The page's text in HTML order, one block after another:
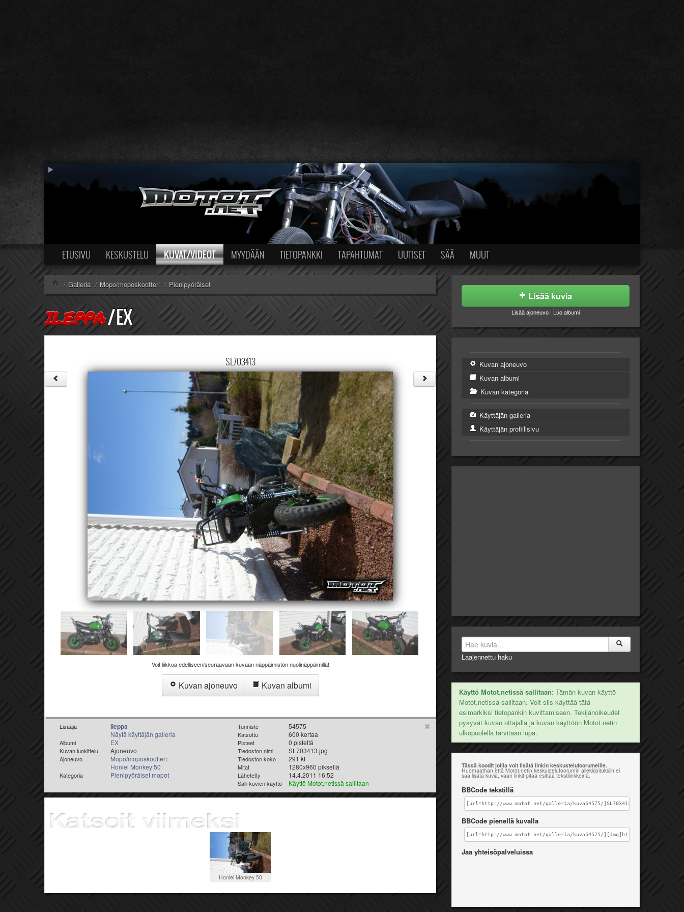
ETUSIVU KESKUSTELU KUVAT/VIDEOT MYYDÄÄN TIETOPANKKI TAPAHTUMAT UUTISET SÄÄ MUUT
/ Galleria / Mopo/moposkootteri / Pienipyöräiset
ILEPPA/EX
SL703413
Voit liikkua edelliseen/seuraavaan kuvaan näppäimistön nuolinäppäimillä!
Kuvan ajoneuvo Kuvan albumi
Lisääjä ileppa
Näytä käyttäjän galleria
Albumi EX
Kuvan luokittelu Ajoneuvo
Ajoneuvo
Mopo/moposkootteri:
Honlei Monkey 50
Kategoria Pienipyöräiset mopot
Tunniste 54575
Katsottu 600 kertaa
Pisteet 0 pistettä
Tiedoston nimi SL703413.jpg
Tiedoston koko 291 kt
Mitat 1280x960 pikseliä
Lähetetty 14.4.2011 16:52
Salli kuvien käyttö Käyttö Motot.netissä sallitaan
Honlei Monkey 50
Lisää kuvia
Lisää ajoneuvo | Luo albumi
Kuvan ajoneuvo
Kuvan albumi
Kuvan kategoria
Käyttäjän galleria
Käyttäjän profiilisivu
Laajennettu haku
Käyttö Motot.netissä sallitaan: Tämän kuvan käyttö
Motot.netissä sallitaan. Voit siis käyttää tätä
esimerkiksi tietopankin kuvittamiseen. Tekijänoikeudet
pysyvät kuvan ottajalla ja kuvan käyttöön Motot.netin
ulkopuolella tarvitaan lupa.
Tässä koodit joilla voit lisätä linkin keskustelufoorumeille.
Huomaathan että Motot.netin keskustelufoorumin allekirjoituksiin ei
saa lisätä kuvia, vaan linkit pitää esittää tekstilinkkeinä.
BBCode tekstillä
[url=http://www.motot.net/galleria/kuva54575/]SL703413[/url]
BBCode pienellä kuvalla
[url=http://www.motot.net/galleria/kuva54575/][img]http://
Jaa yhteisöpalveluissa